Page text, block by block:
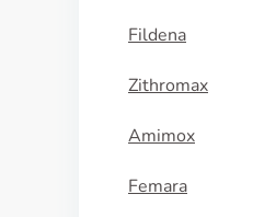
Fildena
Zithromax
Amimox
Femara